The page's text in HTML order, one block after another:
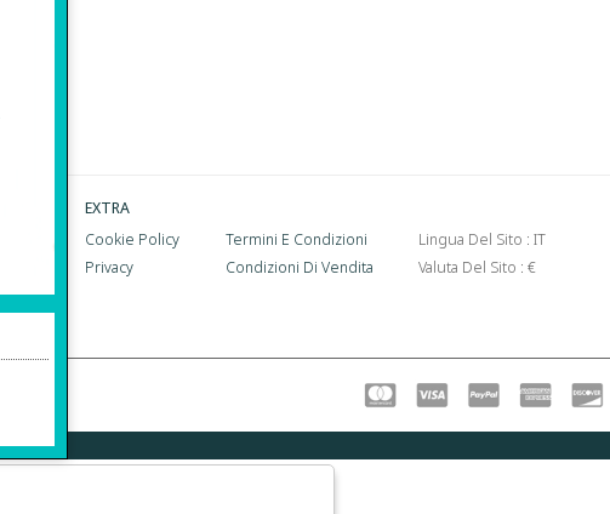
EXTRA
Cookie Policy
Privacy
Termini E Condizioni
Condizioni Di Vendita
Lingua Del Sito : IT
Valuta Del Sito : €